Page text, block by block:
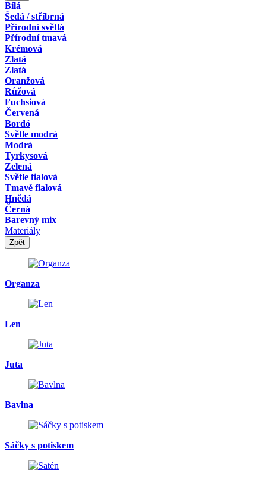
Bílá
Šedá / stříbrná
Přírodní světlá
Přírodní tmavá
Krémová
Zlatá
Zlatá
Oranžová
Růžová
Fuchsiová
Červená
Bordó
Světle modrá
Modrá
Tyrkysová
Zelená
Světle fialová
Tmavě fialová
Hnědá
Černá
Barevný mix
Materiály
Zpět
Organza
Len
Juta
Bavlna
Sáčky s potiskem